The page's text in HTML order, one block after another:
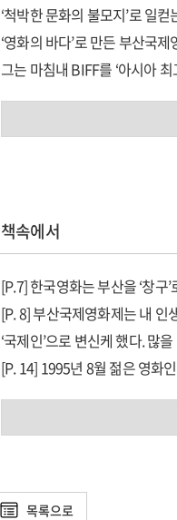
19. 화려한 퇴장
20. 부산국제영화제 성공 요인
21. 부산국제영화제의 성과
‘척박한 문화의 불모지’로 일컫
‘영화의 바다’로 만든 부산국
그는 마침내 BIFF를 ‘아시아
그뿐만 아니라 BIFF는 K-무비
영화인과 영화마니아 영화꿈
성공방안을 제시한 신新 목민
본문은 4도 올칼라로 권마다
그가 걸어온 길을 마치 한 편
책속에서
[P.7] 한국영화는 부산을 ‘창구
[P. 8] 부산국제영화제는 내 인
‘국제인’으로 변신케 했다. 많
[P. 14] 1995년 8월 젊은 영화
부산국제영화제를 출범시켰다
목록으로